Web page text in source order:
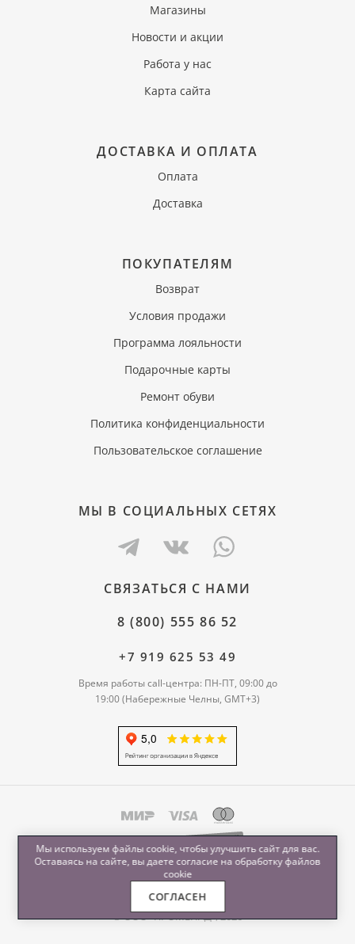
Магазины
Новости и акции
Работа у нас
Карта сайта
ДОСТАВКА И ОПЛАТА
Оплата
Доставка
ПОКУПАТЕЛЯМ
Возврат
Условия продажи
Программа лояльности
Подарочные карты
Ремонт обуви
Политика конфиденциальности
Пользовательское соглашение
МЫ В СОЦИАЛЬНЫХ СЕТЯХ
СВЯЗАТЬСЯ С НАМИ
8 (800) 555 86 52
+7 919 625 53 49
Время работы call-центра: ПН-ПТ, 09:00 до
19:00 (Набережные Челны, GMT+3)
© ООО "ПРОМЕНАД", 2026
Мы используем файлы cookie, чтобы улучшить сайт для вас.
Оставаясь на сайте, вы даете согласие на обработкуфайлов
cookie
СОГЛАСЕН